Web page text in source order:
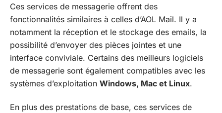
Ces services de messagerie offrent des
fonctionnalités similaires à celles d’AOL Mail. Il y a
notamment la réception et le stockage des emails, la
possibilité d’envoyer des pièces jointes et une
interface conviviale. Certains des meilleurs logiciels
de messagerie sont également compatibles avec les
systèmes d’exploitation Windows, Mac et Linux.
En plus des prestations de base, ces services de